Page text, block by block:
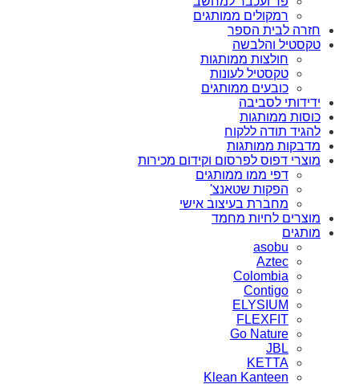
רמקולים ממותגים
חזרה לבית הספר
טקסטיל והלבשה
חולצות ממותגות
טקסטיל לעונות
כובעים ממותגים
ידידותי לסביבה
כוסות ממותגות
להגיד תודה ללקוח
מדבקות ממותגות
מוצרי דפוס לפרסום וקידום מכירות
דפי ממו ממותגים
הפקות שטאנצ'
מחברת בעיצוב אישי
מוצרים לחיות מחמד
מותגים
asobu
Aztec
Colombia
Contigo
ELYSIUM
FLEXFIT
Go Nature
JBL
KETTA
Klean Kanteen